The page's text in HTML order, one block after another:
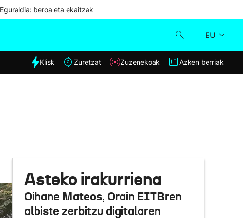
Eguraldia: beroa eta ekaitzak
EU
Eguraldia
Klisk
Azken berriak
Klisk Zuretzat Zuzenekoak Azken berriak
Asteko irakurriena
Oihane Mateos, Orain EITBren
albiste zerbitzu digitalaren